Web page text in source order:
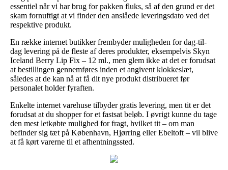
essentiel når vi har brug for pakken fluks, så af den grund er det
skam fornuftigt at vi finder den anslåede leveringsdato ved det
respektive produkt.
En række internet butikker frembyder muligheden for dag-til-
dag levering på de fleste af deres produkter, eksempelvis Skyn
Iceland Berry Lip Fix – 12 ml., men glem ikke at det er forudsat
at bestillingen gennemføres inden et angivent klokkeslæt,
således at de kan nå at få dit nye produkt distribueret før
personalet holder fyraften.
Enkelte internet varehuse tilbyder gratis levering, men tit er det
forudsat at du shopper for et fastsat beløb. I øvrigt kunne du tage
den mest letkøbte mulighed for fragt, hvilket tit – om man
befinder sig tæt på København, Hjørring eller Ebeltoft – vil blive
at få kørt varerne til et afhentningssted.